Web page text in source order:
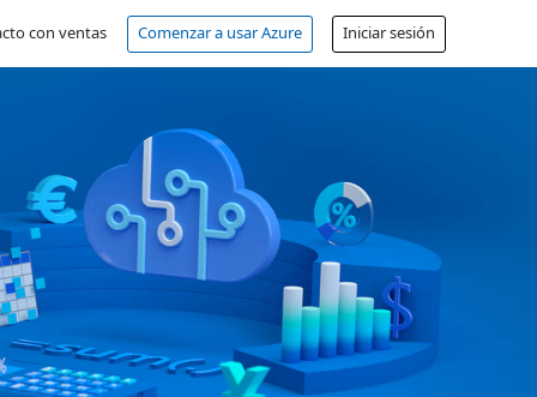
con ventas Comenzar a usar Azure Iniciar sesión